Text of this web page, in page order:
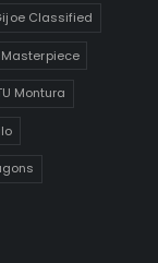
Classified
Masterpiece
Montura